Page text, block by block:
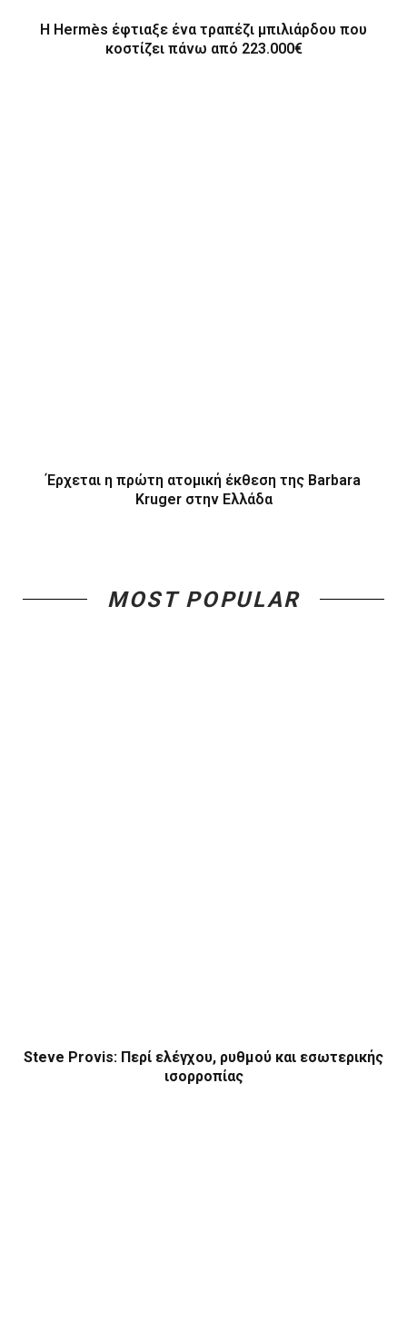
Η Hermès έφτιαξε ένα τραπέζι μπιλιάρδου που
κοστίζει πάνω από 223.000€
Έρχεται η πρώτη ατομική έκθεση της Barbara
Kruger στην Ελλάδα
MOST POPULAR
Steve Provis: Περί ελέγχου, ρυθμού και εσωτερικής
ισορροπίας